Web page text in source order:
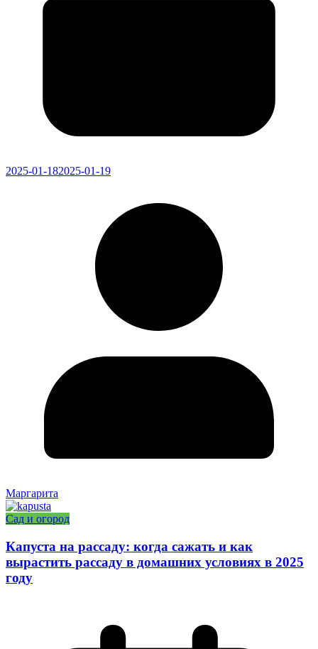
2025-01-182025-01-19
Маргарита
Сад и огород
Капуста на рассаду: когда сажать и как
вырастить рассаду в домашних условиях в 2025
году